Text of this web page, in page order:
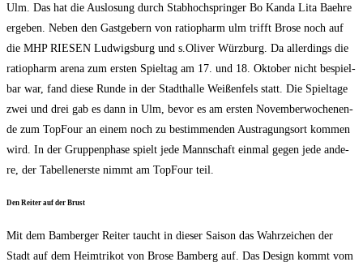
Ulm. Das hat die Aus­lo­sung durch Stab­hoch­sprin­ger Bo Kan­da Lita Baeh­re
erge­ben. Neben den Gast­ge­bern von ratio­ph­arm ulm trifft Bro­se noch auf
die MHP RIESEN Lud­wigs­burg und s.Oliver Würz­burg. Da aller­dings die
ratio­ph­arm are­na zum ers­ten Spiel­tag am 17. und 18. Okto­ber nicht bespiel­
bar war, fand die­se Run­de in der Stadt­hal­le Wei­ßen­fels statt. Die Spiel­ta­ge
zwei und drei gab es dann in Ulm, bevor es am ers­ten Novem­ber­wo­chen­en­
de zum TopFour an einem noch zu bestim­men­den Aus­tra­gungs­ort kom­men
wird. In der Grup­pen­pha­se spielt jede Mann­schaft ein­mal gegen jede ande­
re, der Tabel­len­ers­te nimmt am TopFour teil.
Den Rei­ter auf der Brust
Mit dem Bam­ber­ger Rei­ter taucht in die­ser Sai­son das Wahr­zei­chen der
Stadt auf dem Heim­tri­kot von Bro­se Bam­berg auf. Das Design kommt vom